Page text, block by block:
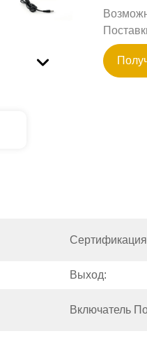
Выход:
Включатель